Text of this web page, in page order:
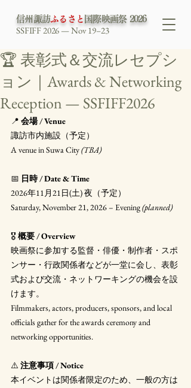
信州諏訪ふるさと 国際映画祭 2026
SSFIFF 2026 — Nov 19–23
🏆 表彰式＆交流レセプシ
ョン｜Awards & Networking
Reception — SSFIFF2026
📍 会場 / Venue
諏訪市内施設（予定）
A venue in Suwa City (TBA)
📅 日時 / Date & Time
2026年11月21日(土) 夜（予定）
Saturday, November 21, 2026 – Evening (planned)
🎖 概要 / Overview
映画祭に参加する監督・俳優・制作者・スポ
ンサー・行政関係者などが一堂に会し、表彰
式および交流・ネットワーキングの機会を設
けます。
Filmmakers, actors, producers, sponsors, and local
officials gather for the awards ceremony and
networking opportunities.
⚠️ 注意事項 / Notice
本イベントは関係者限定のため、一般の方は